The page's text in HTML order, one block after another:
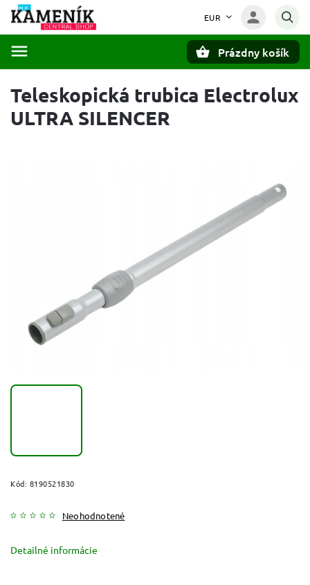
EUR
Prázdny košík
Teleskopická trubica Electrolux
ULTRA SILENCER
Kód: 8190521830
Neohodnotené
Detailné informácie